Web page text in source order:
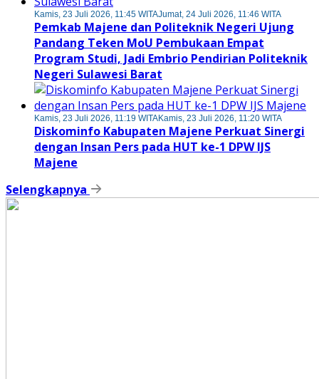
Kamis, 23 Juli 2026, 11:45 WITAJumat, 24 Juli 2026, 11:46 WITA
Pemkab Majene dan Politeknik Negeri Ujung
Pandang Teken MoU Pembukaan Empat
Program Studi, Jadi Embrio Pendirian Politeknik
Negeri Sulawesi Barat
Kamis, 23 Juli 2026, 11:19 WITAKamis, 23 Juli 2026, 11:20 WITA
Diskominfo Kabupaten Majene Perkuat Sinergi
dengan Insan Pers pada HUT ke-1 DPW IJS
Majene
Selengkapnya